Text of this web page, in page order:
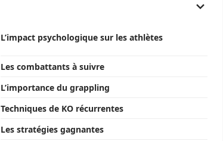
L’impact psychologique sur les athlètes
Les combattants à suivre
L’importance du grappling
Techniques de KO récurrentes
Les stratégies gagnantes